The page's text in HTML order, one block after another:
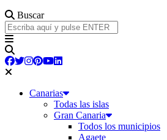
Buscar
Canarias
Todas las islas
Gran Canaria
Todos los municipios
Agaete